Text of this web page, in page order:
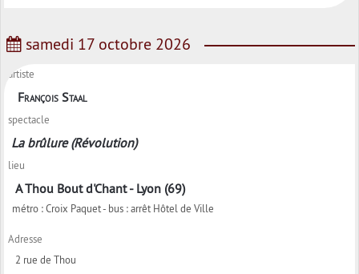
samedi 17 octobre 2026
artiste
François Staal
spectacle
La brûlure (Révolution)
lieu
A Thou Bout d'Chant - Lyon (69)
métro : Croix Paquet - bus : arrêt Hôtel de Ville
Adresse
2 rue de Thou